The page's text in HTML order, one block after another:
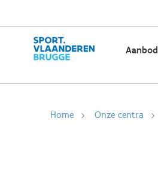
Aanbod
Home Onze centra